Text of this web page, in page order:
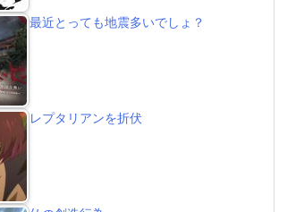
最近とっても地震多いでしょ？
レプタリアンを折伏